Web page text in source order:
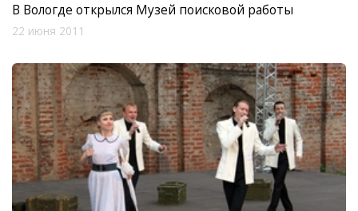
В Вологде открылся Музей поисковой работы
22 июня 2011